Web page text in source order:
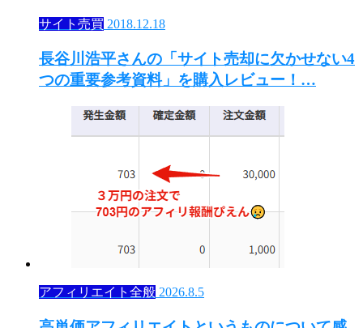
サイト売買 2018.12.18
長谷川浩平さんの「サイト売却に欠かせない4
つの重要参考資料」を購入レビュー！…
アフィリエイト全般 2026.8.5